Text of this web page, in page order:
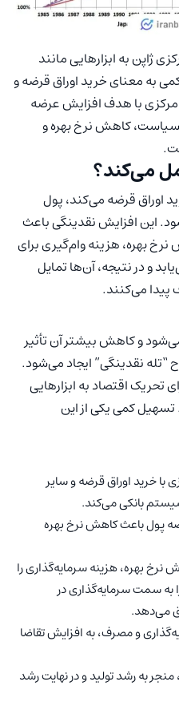
ژاپن به ابزارهایی مانند
به معنای خرید اوراق قرضه و
مرکزی با هدف افزایش عرضه
کاهش نرخ بهره و
می‌کند؟
اوراق قرضه می‌کند، پول
این افزایش نقدینگی باعث
بهره، هزینه وام‌گیری برای
و در نتیجه، آن‌ها تمایل
می‌کنند.
و کاهش بیشتر آن تأثیر
“تله نقدینگی” ایجاد می‌شود.
تحریک اقتصاد به ابزارهایی
تسهیل کمی یکی از این
با خرید اوراق قرضه و سایر
بانکی می‌کند.
پول باعث کاهش نرخ بهره
نرخ بهره، هزینه سرمایه‌گذاری را
به سمت سرمایه‌گذاری در
می‌دهد.
و مصرف، به افزایش تقاضا
منجر به رشد تولید و در نهایت رشد